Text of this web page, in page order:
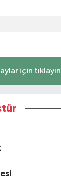
için tıklayın